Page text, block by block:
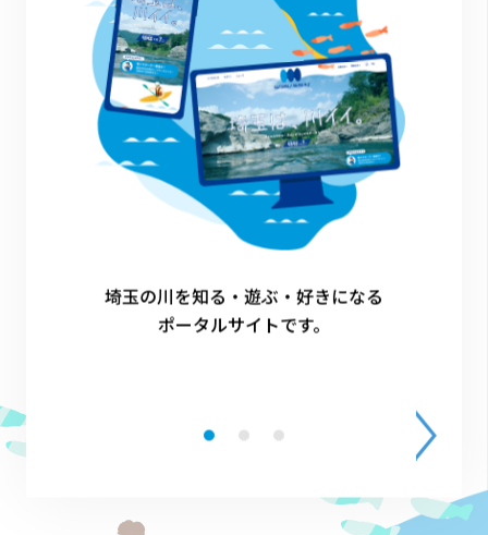
1
埼玉の川を知る・遊ぶ・好きになる
ポータルサイトです。